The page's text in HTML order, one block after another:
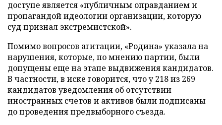
доступе является «публичным оправданием и
пропагандой идеологии организации, которую
суд признал экстремистской».
Помимо вопросов агитации, «Родина» указала на
нарушения, которые, по мнению партии, были
допущены еще на этапе выдвижения кандидатов.
В частности, в иске говорится, что у 218 из 269
кандидатов уведомления об отсутствии
иностранных счетов и активов были подписаны
до проведения предвыборного съезда.